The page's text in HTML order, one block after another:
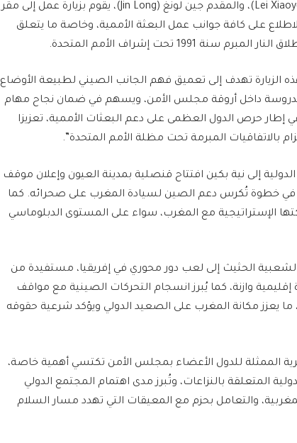
شوان (Zhou Xuand)، والعقيد لي شياويونغ (Lei Xiaoyong)، والمقدم جين لونغ (Jin Long)، يقوم بزيارة عمل إلى مقر
على كافة جوانب عمل البعثة الأممية، وخاصة ما يتعلق
تحت إشراف الأمم المتحدة.
تهدف إلى تعميق فهم الجانب الصيني لطبيعة الأوضاع
مدروسة داخل أروقة مجلس الأمن، ويسهم في ضمان نجاح مهام
إطار حرص الدول العظمى على دعم البعثات الأممية، تعزيزا
بالاتفاقيات المبرمة تحت مظلة الأمم المتحدة”.
الدولية إلى نية بكين افتتاح قنصلية بمدينة العيون وإعلان موقف
في خطوة تُكرس دعم الصين لسيادة المغرب على صحرائه. كما
الإستراتيجية مع المغرب، سواء على المستوى الدبلوماسي
الحثيث إلى لعب دور محوري في إفريقيا، مستفيدة من
وازنة، كما يُبرز انسجام التحركات الصينية مع مواقف
ما يعزز مكانة المغرب على الصعيد الدولي ويؤكد شرعية حقوقه
الممثلة للدول الأعضاء بمجلس الأمن تكتسي أهمية خاصة،
المتعلقة بالنزاعات، وتُبرز مدى اهتمام المجتمع الدولي
والتعامل بحزم مع المعيقات التي تهدد مسار السلام